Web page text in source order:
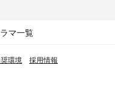
ラマ一覧
環境 採用情報